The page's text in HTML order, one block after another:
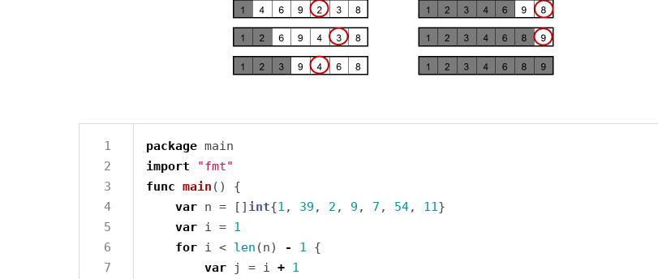
package
import
"fmt"
func main
var n = [] int{1 , 39 , 2 , 9 , 7 , 54, 11
var i = 1
for i < len (n) - 1
var j = i + 1